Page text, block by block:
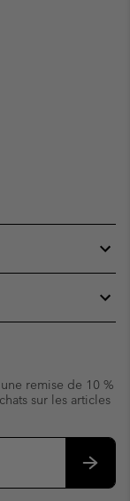
remise de 10 %
sur les articles